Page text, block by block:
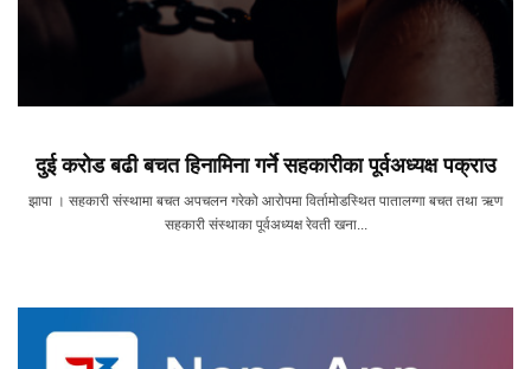
दुई करोड बढी बचत हिनामिना गर्ने सहकारीका पूर्वअध्यक्ष पक्राउ
झापा । सहकारी संस्थामा बचत अपचलन गरेको आरोपमा विर्तामोडस्थित पातालग्गा बचत तथा ऋण
सहकारी संस्थाका पूर्वअध्यक्ष रेवती खना...